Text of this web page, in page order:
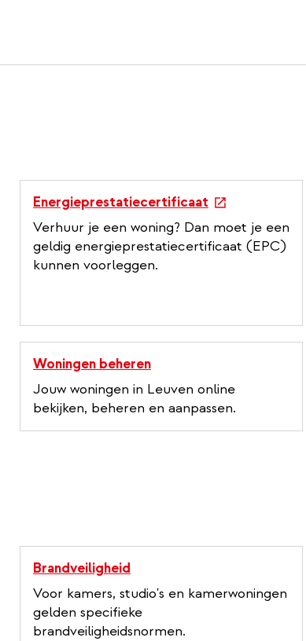
Energieprestatiecertificaat
e
x
e
i
n
k
Verhuur je een woning? Dan moet je een
geldig energieprestatiecertificaat (EPC)
kunnen voorleggen.
Woningen beheren
Jouw woningen in Leuven online
bekijken, beheren en aanpassen.
Brandveiligheid
Voor kamers, studio's en kamerwoningen
gelden specifieke
brandveiligheidsnormen.